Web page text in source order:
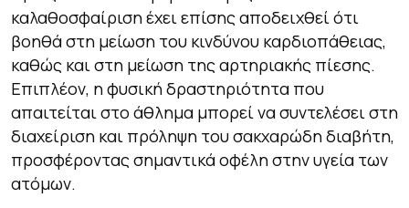
καλαθοσφαίριση έχει επίσης αποδειχθεί ότι
βοηθά στη μείωση του κινδύνου καρδιοπάθειας,
καθώς και στη μείωση της αρτηριακής πίεσης.
Επιπλέον, η φυσική δραστηριότητα που
απαιτείται στο άθλημα μπορεί να συντελέσει στη
διαχείριση και πρόληψη του σακχαρώδη διαβήτη,
προσφέροντας σημαντικά οφέλη στην υγεία των
ατόμων.